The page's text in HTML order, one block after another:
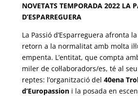
NOVETATS TEMPORADA 2022 LA
D’ESPARREGUERA
La Passió d’Esparreguera afronta
retorn a la normalitat amb molta
empenta. L’entitat, que compta
miler de col·laboradors/es, té al
reptes: l’organització del 40ena
d’Europassioni la posada en